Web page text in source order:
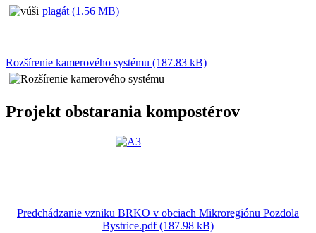
plagát (1.56 MB)
Rozšírenie kamerového systému (187.83 kB)
Projekt obstarania kompostérov
Predchádzanie vzniku BRKO v obciach Mikroregiónu Pozdola
Bystrice.pdf (187.98 kB)